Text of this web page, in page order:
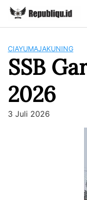
Skip
content
CIAYUMAJAKUNING
SSB
2026
3 Juli 2026